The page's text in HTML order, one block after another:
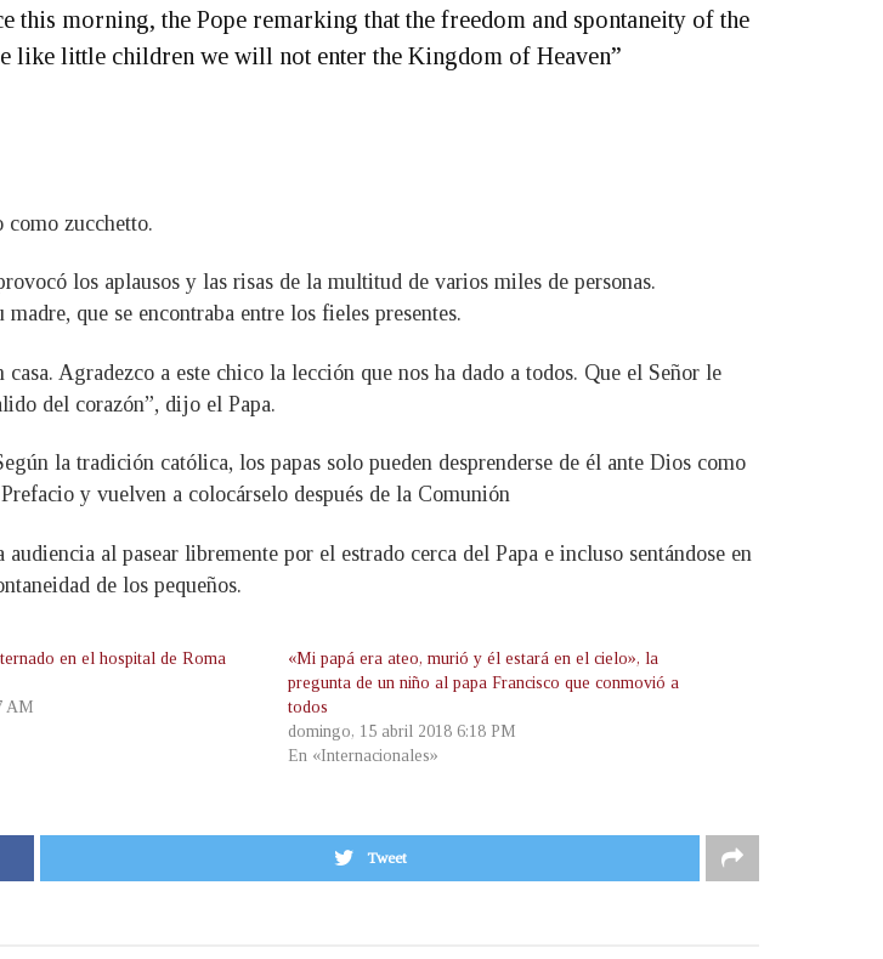
this morning, the Pope remarking that the freedom and spontaneity of the
like little children we will not enter the Kingdom of Heaven”
como zucchetto.
los aplausos y las risas de la multitud de varios miles de personas.
que se encontraba entre los fieles presentes.
Agradezco a este chico la lección que nos ha dado a todos. Que el Señor le
del corazón”, dijo el Papa.
la tradición católica, los papas solo pueden desprenderse de él ante Dios como
y vuelven a colocárselo después de la Comunión
al pasear libremente por el estrado cerca del Papa e incluso sentándose en
de los pequeños.
en el hospital de Roma
AM
«Mi papá era ateo, murió y él estará en el cielo», la
pregunta de un niño al papa Francisco que conmovió a
todos
domingo, 15 abril 2018 6:18 PM
En «Internacionales»
Tweet